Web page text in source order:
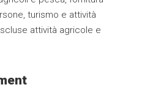
turismo e attività
attività agricole e